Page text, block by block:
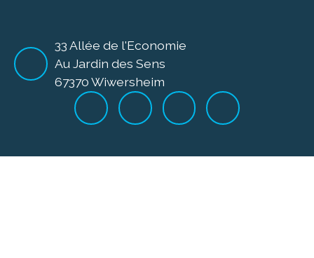
33 Allée de l'Economie
Au Jardin des Sens
67370 Wiwersheim